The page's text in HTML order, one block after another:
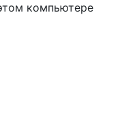
компьютере